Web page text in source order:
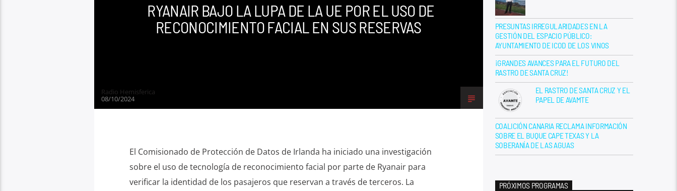
RYANAIR BAJO LA LUPA DE LA UE POR EL USO DE
RECONOCIMIENTO FACIAL EN SUS RESERVAS
Radio Hemisferica
08/10/2024
El Comisionado de Protección de Datos de Irlanda ha iniciado una investigación
sobre el uso de tecnología de reconocimiento facial por parte de Ryanair para
verificar la identidad de los pasajeros que reservan a través de terceros. La
PRESUNTAS IRREGULARIDADES EN LA
GESTIÓN DEL ESPACIO PÚBLICO:
AYUNTAMIENTO DE ICOD DE LOS VINOS
¡GRANDES AVANCES PARA EL FUTURO DEL
RASTRO DE SANTA CRUZ!
EL RASTRO DE SANTA CRUZ Y EL
PAPEL DE AVAMTE
COALICIÓN CANARIA RECLAMA INFORMACIÓN
SOBRE EL BUQUE CAPE TEXAS Y LA
SOBERANÍA DE LAS AGUAS
PRÓXIMOS PROGRAMAS